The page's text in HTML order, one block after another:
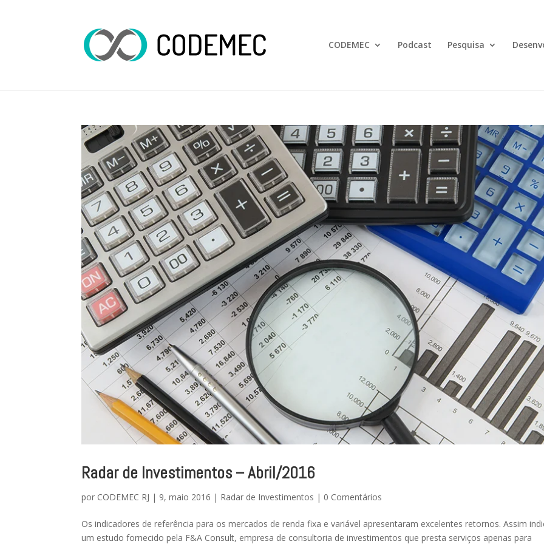
CODEMEC Podcast Pesquisa
Radar de Investimentos – Abril/2016
por CODEMEC RJ | 9, maio 2016 | Radar de Investimentos | 0 Comentários
Os indicadores de referência para os mercados de renda fixa e variável apresentaram excelentes retornos. Assim
um estudo fornecido pela F&A Consult, empresa de consultoria de investimentos que presta serviços apenas para